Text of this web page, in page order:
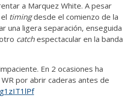
a Marquez White. A pesar
timingdesde el comienzo de la
una ligera separación, enseguida
catchespectacular en la banda
En 2 ocasiones ha
por abrir caderas antes de